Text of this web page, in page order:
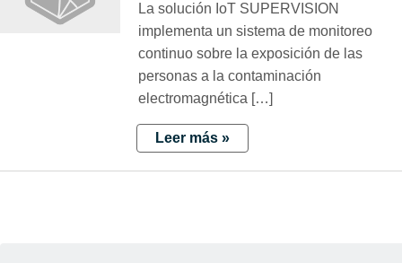
La solución IoT SUPERVISION
implementa un sistema de monitoreo
continuo sobre la exposición de las
personas a la contaminación
electromagnética […]
Leer más »